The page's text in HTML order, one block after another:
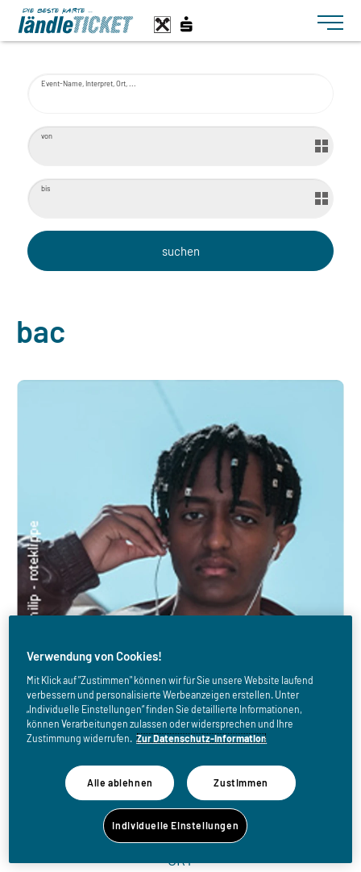
Toggle
Event-Name, Interpret, Ort, ...
von
bis
bac
WANN
Sa, 13.03.2027
ORT
Verwendung von Cookies!
Mit Klick auf "Zustimmen" können wir für Sie unsere Website laufend
verbessern und personalisierte Werbeanzeigen erstellen. Unter
„Individuelle Einstellungen“ finden Sie detaillierte Informationen,
können Verarbeitungen zulassen oder widersprechen und Ihre
Zustimmung widerrufen. Zur Datenschutz-Information
Alle ablehnen Zustimmen
Individuelle Einstellungen